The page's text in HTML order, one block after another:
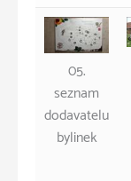
05.
seznam
dodavatelu
bylinek